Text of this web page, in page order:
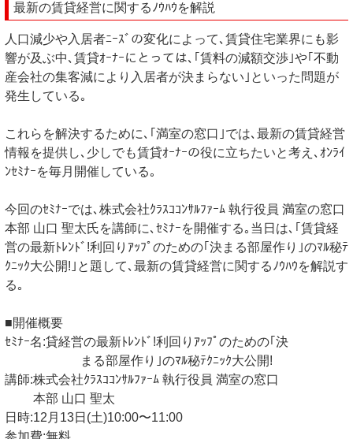
最新の賃貸経営に関するﾉｳﾊｳを解説
人口減少や入居者ﾆｰｽﾞの変化によって､賃貸住宅業界にも影
響が及ぶ中､賃貸ｵｰﾅｰにとっては､｢賃料の減額交渉｣や｢不動
産会社の集客減により入居者が決まらない｣といった問題が
発生している｡
これらを解決するために､｢満室の窓口｣では､最新の賃貸経営
情報を提供し､少しでも賃貸ｵｰﾅｰの役に立ちたいと考え､ｵﾝﾗｲ
ﾝｾﾐﾅｰを毎月開催している｡
今回のｾﾐﾅｰでは､株式会社ｸﾗｽｺｺﾝｻﾙﾌｧｰﾑ 執行役員 満室の窓口
本部 山口 聖太氏を講師に､ｾﾐﾅｰを開催する｡当日は､｢賃貸経
営の最新ﾄﾚﾝﾄﾞ!利回りｱｯﾌﾟのための｢決まる部屋作り｣のﾏﾙ秘ﾃ
ｸﾆｯｸ大公開!｣と題して､最新の賃貸経営に関するﾉｳﾊｳを解説す
る｡
■開催概要
ｾﾐﾅｰ名:貸経営の最新ﾄﾚﾝﾄﾞ!利回りｱｯﾌﾟのための｢決
まる部屋作り｣のﾏﾙ秘ﾃｸﾆｯｸ大公開!
講師:株式会社ｸﾗｽｺｺﾝｻﾙﾌｧｰﾑ 執行役員 満室の窓口
本部 山口 聖太
日時:12月13日(土)10:00〜11:00
参加費:無料